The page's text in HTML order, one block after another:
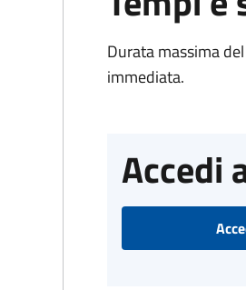
Durata massima
immediata.
Accedi